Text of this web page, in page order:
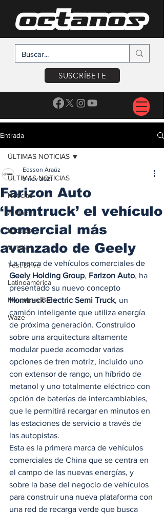
SUSCRÍBETE
Entrada
ÚLTIMAS NOTICIAS
Noticias
A Motor
Locales
Voltaje
Test Drive
Latinoamérica
Mercedes Benz
Waze
ÚLTIMAS NOTICIAS
Farizon Auto
‘Homtruck’ el vehículo
comercial más
avanzado de Geely
Edsson Araúz
9 nov 2021
La marca de vehículos comerciales de
Geely Holding Group, Farizon Auto, ha
presentado su nuevo concepto
Homtruck Electric Semi Truck, un
camión inteligente que utiliza energía
de próxima generación. Construido
sobre una arquitectura altamente
modular puede acomodar varias
opciones de tren motriz, incluido uno
con extensor de rango, un híbrido de
metanol y uno totalmente eléctrico con
opción de baterías de intercambiables,
que le permitirá recargar en minutos en
las estaciones de servicio a través de
las autopistas.
Esta es la primera marca de vehículos
comerciales de China que se centra en
el campo de las nuevas energías, y
sobre la base del negocio de vehículos
para construir una nueva plataforma con
una red de recarga verde que busca